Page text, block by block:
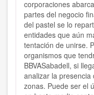
corporaciones
partes del negocio
del pastel se lo
entidades que aún
tentación de unirse.
organismos que
BBVASabadell, si
analizar la
zonas. Puede ser el